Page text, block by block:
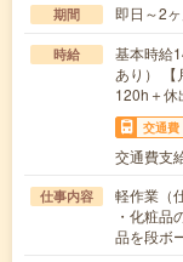
期間 即日～2
時給
基本時給
あり）
120h＋休
交通費
交通費支
仕事内容
軽作業（
・化粧品
品を段ボ